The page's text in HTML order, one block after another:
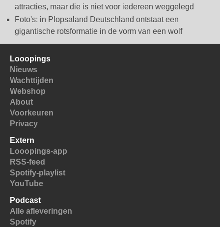
attracties, maar die is niet voor iedereen weggelegd
Foto's: in Plopsaland Deutschland ontstaat een
gigantische rotsformatie in de vorm van een wolf
Looopings
Nieuws
Wachttijden
Webshop
About
Voorkeuren
Privacy
Extern
Looopings-app
RSS-feed
Spotify-playlist
YouTube
Podcast
Alle afleveringen
Spotify